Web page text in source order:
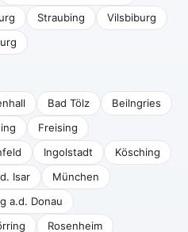
Straubing
Vilsbiburg
Bad Tölz
Beilngries
Freising
Ingolstadt
Kösching
Isar
München
a.d. Donau
Rosenheim